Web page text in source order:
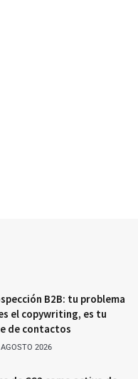
B2B: tu problema
el copywriting, es tu
de contactos
2026